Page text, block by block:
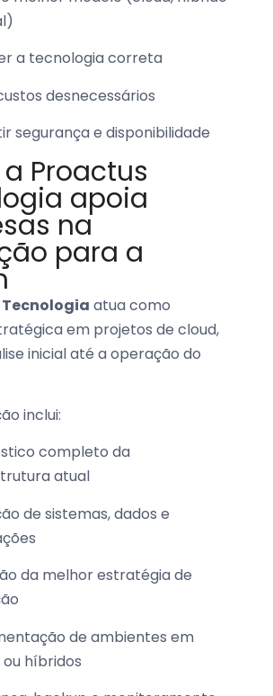
a tecnologia correta
desnecessários
segurança e disponibilidade
Proactus
apoia
na
para a
atua como
em projetos de cloud,
inicial até a operação do
inclui:
completo da
atual
de sistemas, dados e
da melhor estratégia de
de ambientes em
híbridos